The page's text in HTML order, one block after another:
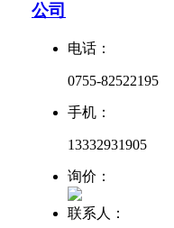
公司
电话：
0755-82522195
手机：
13332931905
询价：
联系人：